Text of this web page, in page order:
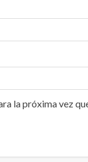
la próxima vez